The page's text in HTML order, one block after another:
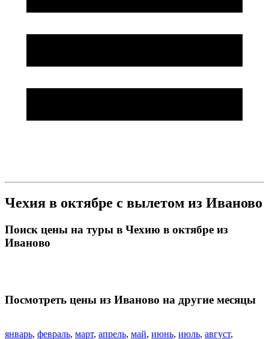
Чехия в октябре с вылетом из Иваново
Поиск цены на туры в Чехию в октябре из
Иваново
Посмотреть цены из Иваново на другие месяцы
январь, февраль, март, апрель, май, июнь, июль, август,